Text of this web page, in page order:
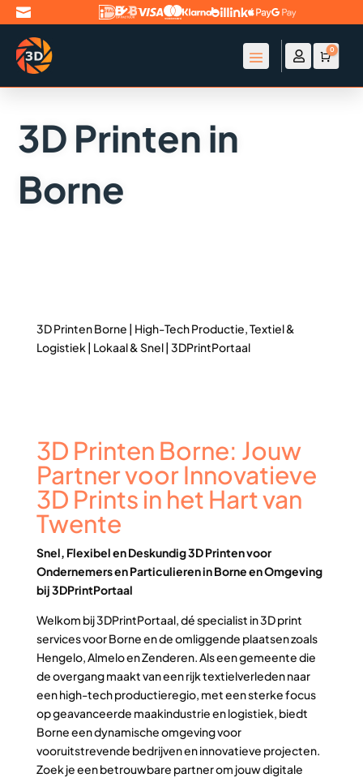

 Account
0
3D Printen in
Borne
3D Printen Borne | High-Tech Productie, Textiel &
Logistiek | Lokaal & Snel | 3DPrintPortaal
3D Printen Borne: Jouw
Partner voor Innovatieve
3D Prints in het Hart van
Twente
Snel, Flexibel en Deskundig 3D Printen voor
Ondernemers en Particulieren in Borne en Omgeving
bij 3DPrintPortaal
Welkom bij 3DPrintPortaal, dé specialist in 3D print
services voor Borne en de omliggende plaatsen zoals
Hengelo, Almelo en Zenderen. Als een gemeente die
de overgang maakt van een rijk textielverleden naar
een high-tech productieregio, met een sterke focus
op geavanceerde maakindustrie en logistiek, biedt
Borne een dynamische omgeving voor
vooruitstrevende bedrijven en innovatieve projecten.
Zoek je een betrouwbare partner om jouw digitale